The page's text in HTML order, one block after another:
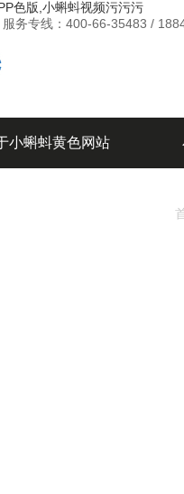
色版,小蝌蚪视频污污污
服务专线： 400-66-35483 /
小蝌蚪黄色网站